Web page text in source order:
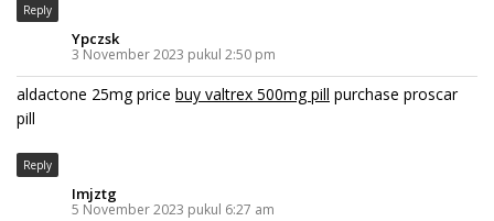
Reply
Ypczsk
3 November 2023 pukul 2:50 pm
aldactone 25mg price buy valtrex 500mg pill purchase proscar
pill
Reply
Imjztg
5 November 2023 pukul 6:27 am